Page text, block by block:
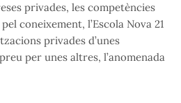
privades, les competències
coneixement, l’Escola Nova 21
privades d’unes
per unes altres, l’anomenada